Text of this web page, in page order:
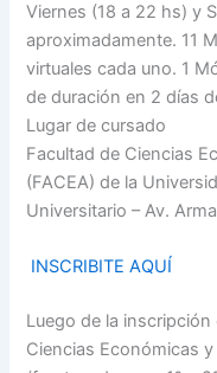
Viernes (18 a 22 hs) y
aproximadamente. 11
virtuales cada uno. 1
de duración en 2 días
Lugar de cursado
Facultad de Ciencias
(FACEA) de la
Universitario – Av.
INSCRIBITE AQUÍ
Luego de la
Ciencias Económicas